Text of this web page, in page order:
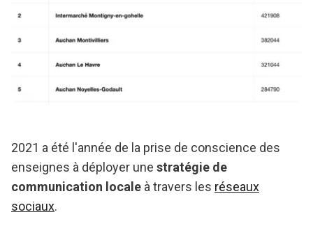
2021 a été l'année de la prise de conscience des
enseignes à déployer une stratégie de
communication locale à travers les réseaux
sociaux.